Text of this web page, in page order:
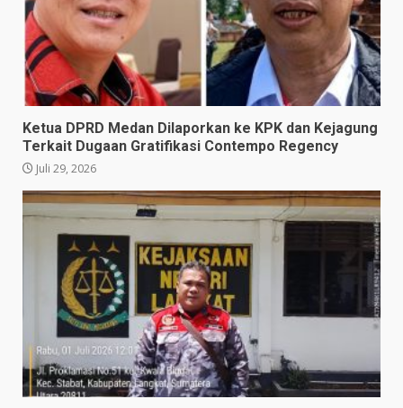
Ketua DPRD Medan Dilaporkan ke KPK dan Kejagung
Terkait Dugaan Gratifikasi Contempo Regency
Juli 29, 2026